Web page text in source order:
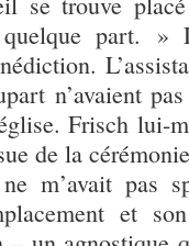
quelque part.
n’avaient
Frisch lui-
de la
m’avait pas
et